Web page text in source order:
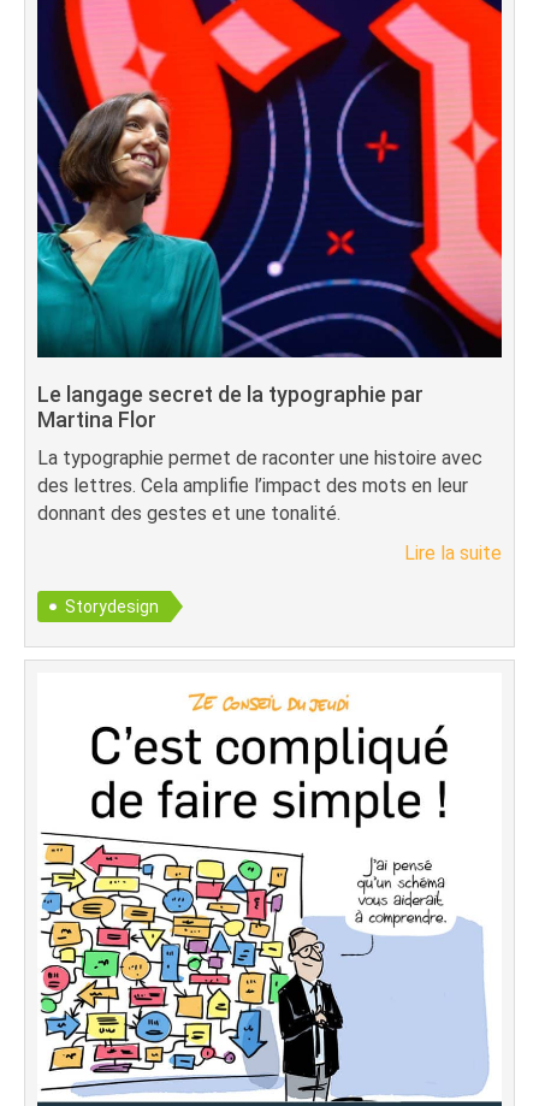
Le langage secret de la typographie par
Martina Flor
La typographie permet de raconter une histoire avec
des lettres. Cela amplifie l’impact des mots en leur
donnant des gestes et une tonalité.
Lire la suite
Storydesign